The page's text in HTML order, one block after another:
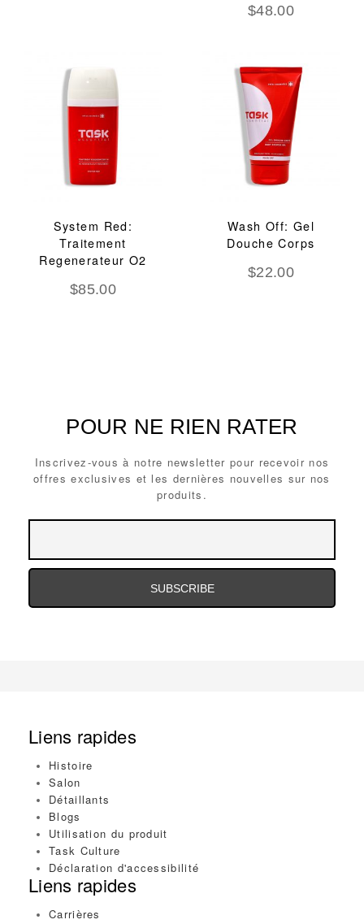
$48.00
System Red:
Traitement
Regenerateur O2
$85.00
Wash Off: Gel
Douche Corps
$22.00
POUR NE RIEN RATER
Inscrivez-vous à notre newsletter pour recevoir nos
offres exclusives et les dernières nouvelles sur nos
produits.
Liens rapides
Histoire
Salon
Détaillants
Blogs
Utilisation du produit
Task Culture
Déclaration d'accessibilité
Liens rapides
Carrières